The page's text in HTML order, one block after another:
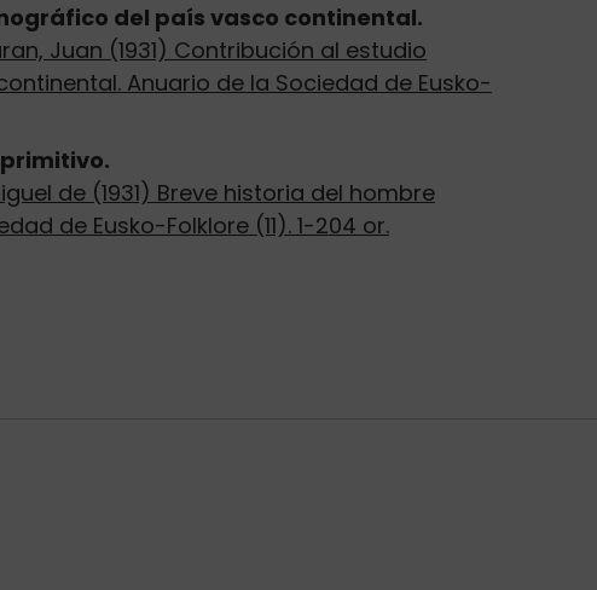
del país vasco continental.
Juan (1931) Contribución al estudio
Anuario de la Sociedad de Eusko-
de (1931) Breve historia del hombre
de Eusko-Folklore (11). 1-204 or.